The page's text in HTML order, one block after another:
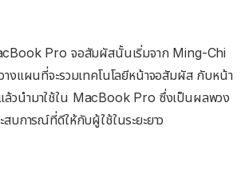
Pro จอสัมผัสนั้นเริ่มจาก Ming-Chi
งแผนที่จะรวมเทคโนโลยีหน้าจอสัมผัส กับหน้า
ล้วนำมาใช้ใน MacBook Pro ซึ่งเป็นผลพวง
บการณ์ที่ดีให้กับผู้ใช้ในระยะยาว